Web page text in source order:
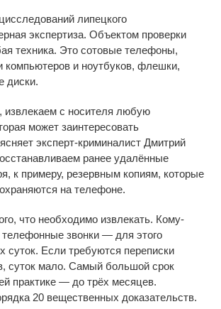
липецкого
экспертиза. Объектом проверки
техника. Это сотовые телефоны,
компьютеров и ноутбуков, флешки,
диски.
извлекаем с носителя любую
может заинтересовать
эксперт-криминалистДмитрий
ранее удалённые
к примеру, резервным копиям, которые
на телефоне.
что необходимо извлекать. Кому-
звонки —для этого
суток. Если требуются переписки
суток мало. Самый большой срок
практике —до трёх месяцев.
20 вещественных доказательств.